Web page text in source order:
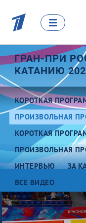
ГРАН-ПРИ
КАТАНИЮ
КОРОТКАЯ
ПРОИЗВОЛЬНАЯ
КОРОТКАЯ
ПРОИЗВОЛЬНАЯ
ИНТЕРВЬЮ
ЗА
ВСЕ ВИДЕО